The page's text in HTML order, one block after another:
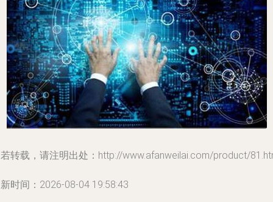
转载，请注明出处：http://www.afanweilai.com/product/
时间：2026-08-04 19:58:43